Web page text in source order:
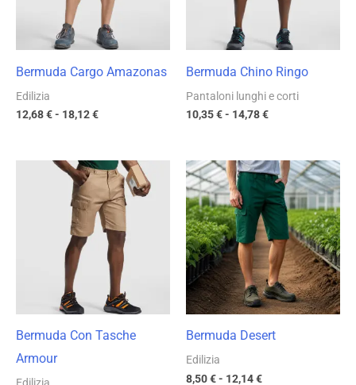
Bermuda Cargo Amazonas
Edilizia
12,68€- 18,12€
Bermuda Chino Ringo
Pantaloni lunghi e corti
10,35€- 14,78€
Bermuda Con Tasche
Armour
Fascia
di
prezzo:
da
11,75 €
16,79 €
Bermuda Desert
Edilizia
8,50€- 12,14€
Fascia
di
prezzo:
da
8,50 €
a
12,14 €